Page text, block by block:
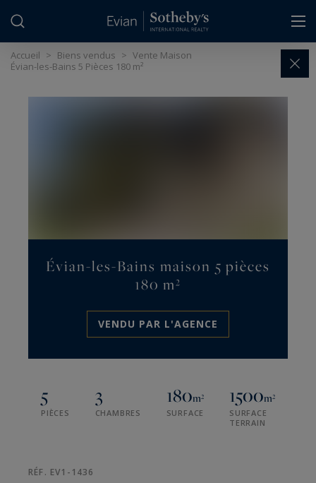
Accueil > Biens vendus > Vente Maison
Évian-les-Bains 5 Pièces 180 m²
Évian-les-Bains maison 5 pièces
180 m²
VENDU PAR L'AGENCE
5
PIÈCES
3
CHAMBRES
180m²
SURFACE
1500m²
SURFACE
TERRAIN
RÉF. EV1-1436